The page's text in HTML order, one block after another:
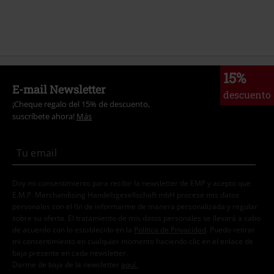
15%
descuento
E-mail Newsletter
¡Cheque regalo del 15% de descuento,
suscríbete ahora! Más
Doy mi consentimiento para recibir la newsletter de EMP y acepto que
E.M.P. Merchandising Handelsgesellschaft mbH procese mis datos
personales con el fin de informarme de manera personalizada y regular
sobre su oferta. El tratamiento de mis datos personales se llevará a cabo
de acuerdo con lo establecido en la
Política de Privacidad . Puedo retirar
mi consentimiento en cualquier momento haciendo clic en el enlace de
baja presente en cada newsletter.
Darme de baja de la newsletter
aquí